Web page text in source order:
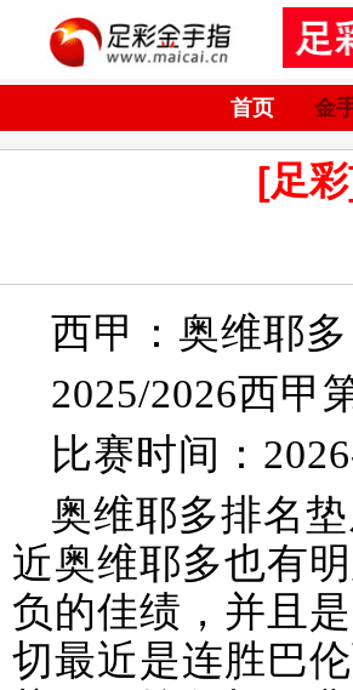
首页 金
[足
西甲：奥维耶
2025/2026西甲
比赛时间：
奥维耶多排名
近奥维耶多也有
负的佳绩，并且
切最近是连胜巴